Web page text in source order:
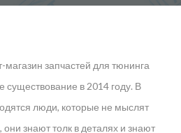
магазин запчастей для тюнинга
существование в 2014 году. В
люди, которые не мыслят
знают толк в деталях и знают